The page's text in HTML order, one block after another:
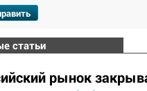
статьи
рынок